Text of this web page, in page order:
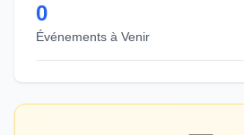
0
Événements à Venir